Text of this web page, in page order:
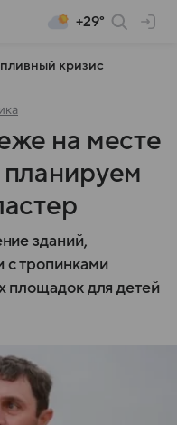
+29°
кризис
на месте
зданий,
с тропинками
площадок для детей